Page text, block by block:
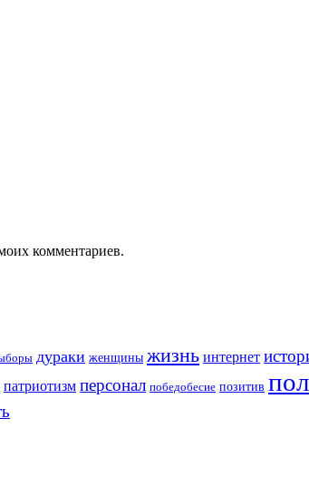
комментариев.
дураки женщины жизнь интернет
патриотизм персонал победобесие позитив